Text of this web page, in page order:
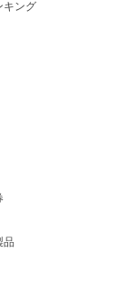
キング
品